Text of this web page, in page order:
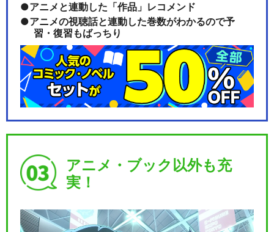
アニメと連動した「作品」レコメンド
アニメの視聴話と連動した巻数がわかるので予
習・復習もばっちり
アニメ・ブック以外も充
実！